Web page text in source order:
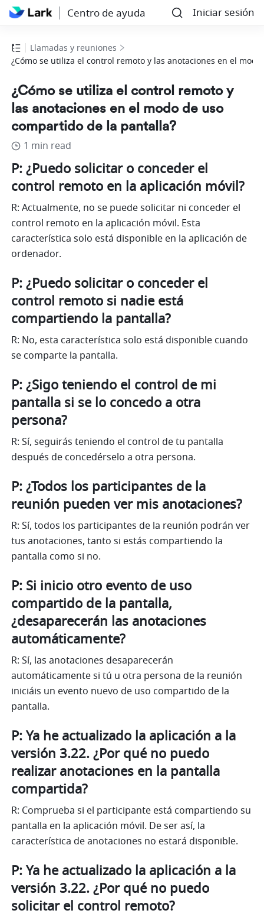
Centro de ayuda Iniciar sesión
Llamadas y reuniones
¿Cómo se utiliza el control remoto y las anotaciones en el
¿Cómo se utiliza el control remoto y
las anotaciones en el modo de uso
compartido de la pantalla?
1 min read
P: ¿Puedo solicitar o conceder el
control remoto en la aplicación móvil?
R: Actualmente, no se puede solicitar ni conceder el
control remoto en la aplicación móvil. Esta
característica solo está disponible en la aplicación de
ordenador.
P: ¿Puedo solicitar o conceder el
control remoto si nadie está
compartiendo la pantalla?
R: No, esta característica solo está disponible cuando
se comparte la pantalla.
P: ¿Sigo teniendo el control de mi
pantalla si se lo concedo a otra
persona?
R: Sí, seguirás teniendo el control de tu pantalla
después de concedérselo a otra persona.
P: ¿Todos los participantes de la
reunión pueden ver mis anotaciones?
R: Sí, todos los participantes de la reunión podrán ver
tus anotaciones, tanto si estás compartiendo la
pantalla como si no.
P: Si inicio otro evento de uso
compartido de la pantalla,
¿desaparecerán las anotaciones
automáticamente?
R: Sí, las anotaciones desaparecerán
automáticamente si tú u otra persona de la reunión
iniciáis un evento nuevo de uso compartido de la
pantalla.
P: Ya he actualizado la aplicación a la
versión 3.22. ¿Por qué no puedo
realizar anotaciones en la pantalla
compartida?
R: Comprueba si el participante está compartiendo su
pantalla en la aplicación móvil. De ser así, la
característica de anotaciones no estará disponible.
P: Ya he actualizado la aplicación a la
versión 3.22. ¿Por qué no puedo
solicitar el control remoto?